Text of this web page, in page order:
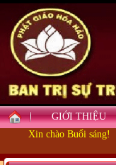
GIỚI THIỆU
Xin chào Buổi sáng!